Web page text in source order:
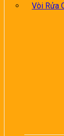
Vòi Rửa